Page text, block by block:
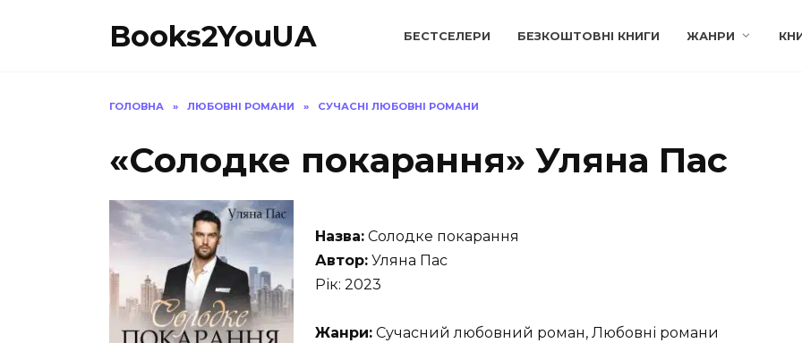
Books2YouUA БЕСТСЕЛЕРИ БЕЗКОШТОВНІ КНИГИ ЖАНРИ
ГОЛОВНА » ЛЮБОВНІ РОМАНИ » СУЧАСНІ ЛЮБОВНІ РОМАНИ
«Солодке покарання» Уляна Пас
Назва: Солодке покарання
Автор: Уляна Пас
Рік: 2023
Жанри: Сучасний любовний роман, Любовні романи